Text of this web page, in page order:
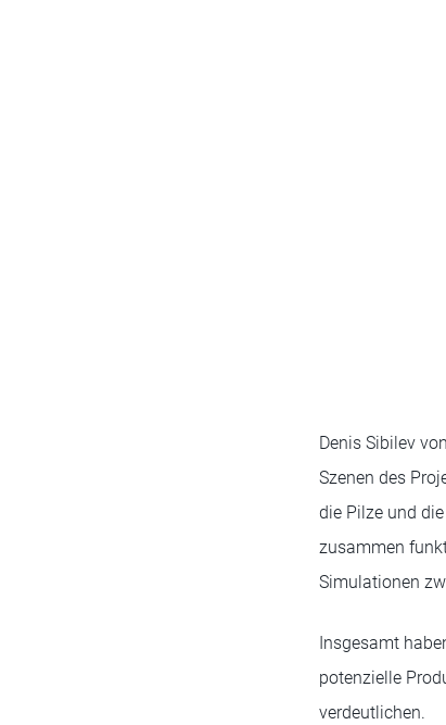
Denis Sibilev
Szenen des
die Pilze und
zusammen
Simulationen
Insgesamt
potenzielle
verdeutlichen.